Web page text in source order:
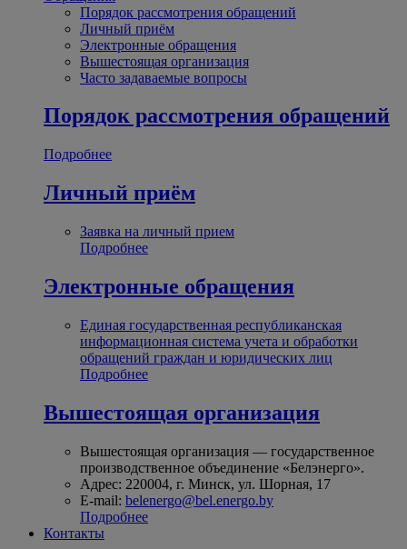
Порядок рассмотрения обращений
Личный приём
Электронные обращения
Вышестоящая организация
Часто задаваемые вопросы
Порядок рассмотрения обращений
Подробнее
Личный приём
Заявка на личный прием
Подробнее
Электронные обращения
Единая государственная республиканская
информационная система учета и обработки
обращений граждан и юридических лиц
Подробнее
Вышестоящая организация
Вышестоящая организация — государственное
производственное объединение «Белэнерго».
Адрес: 220004, г. Минск, ул. Шорная, 17
E-mail: belenergo@bel.energo.by
Подробнее
Контакты